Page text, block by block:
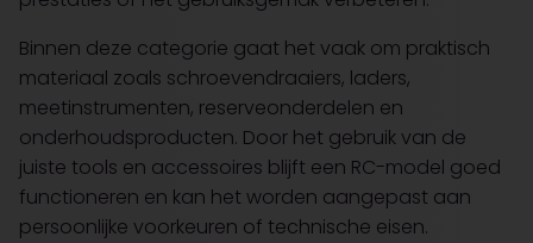
Binnen deze categorie gaat het vaak om praktisch
materiaal zoals schroevendraaiers, laders,
meetinstrumenten, reserveonderdelen en
onderhoudsproducten. Door het gebruik van de
juiste tools en accessoires blijft een RC-model goed
functioneren en kan het worden aangepast aan
persoonlijke voorkeuren of technische eisen.